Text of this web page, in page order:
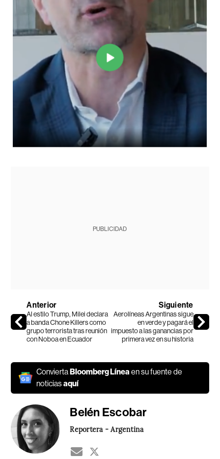
PUBLICIDAD
Anterior
Al estilo Trump, Milei declara
a banda Chone Killers como
grupo terrorista tras reunión
con Noboa en Ecuador
Siguiente
Aerolíneas Argentinas sigue
en verde y pagará el
impuesto a las ganancias por
primera vez en su historia
ConviertaBloomberg Línea en su fuente de
noticiasaquí
Belén Escobar
Reportera - Argentina